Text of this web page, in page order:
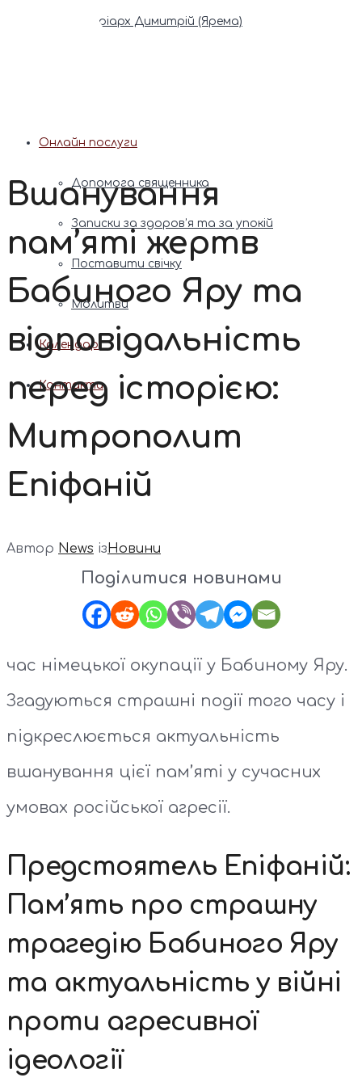
Патріарх Димитрій (Ярема)
Онлайн послуги
Допомога священника
Записки за здоров’я та за упокій
Поставити свічку
Молитви
Календар
Контакти
Вшанування
пам’яті жертв
Бабиного Яру та
відповідальність
перед історією:
Митрополит
Епіфаній
Автор News ізНовини
Поділитися новинами
час німецької окупації у Бабиному Яру.
Згадуються страшні події того часу і
підкреслюється актуальність
вшанування цієї пам’яті у сучасних
умовах російської агресії.
Предстоятель Епіфаній:
Пам’ять про страшну
трагедію Бабиного Яру
та актуальність у війні
проти агресивної
ідеології